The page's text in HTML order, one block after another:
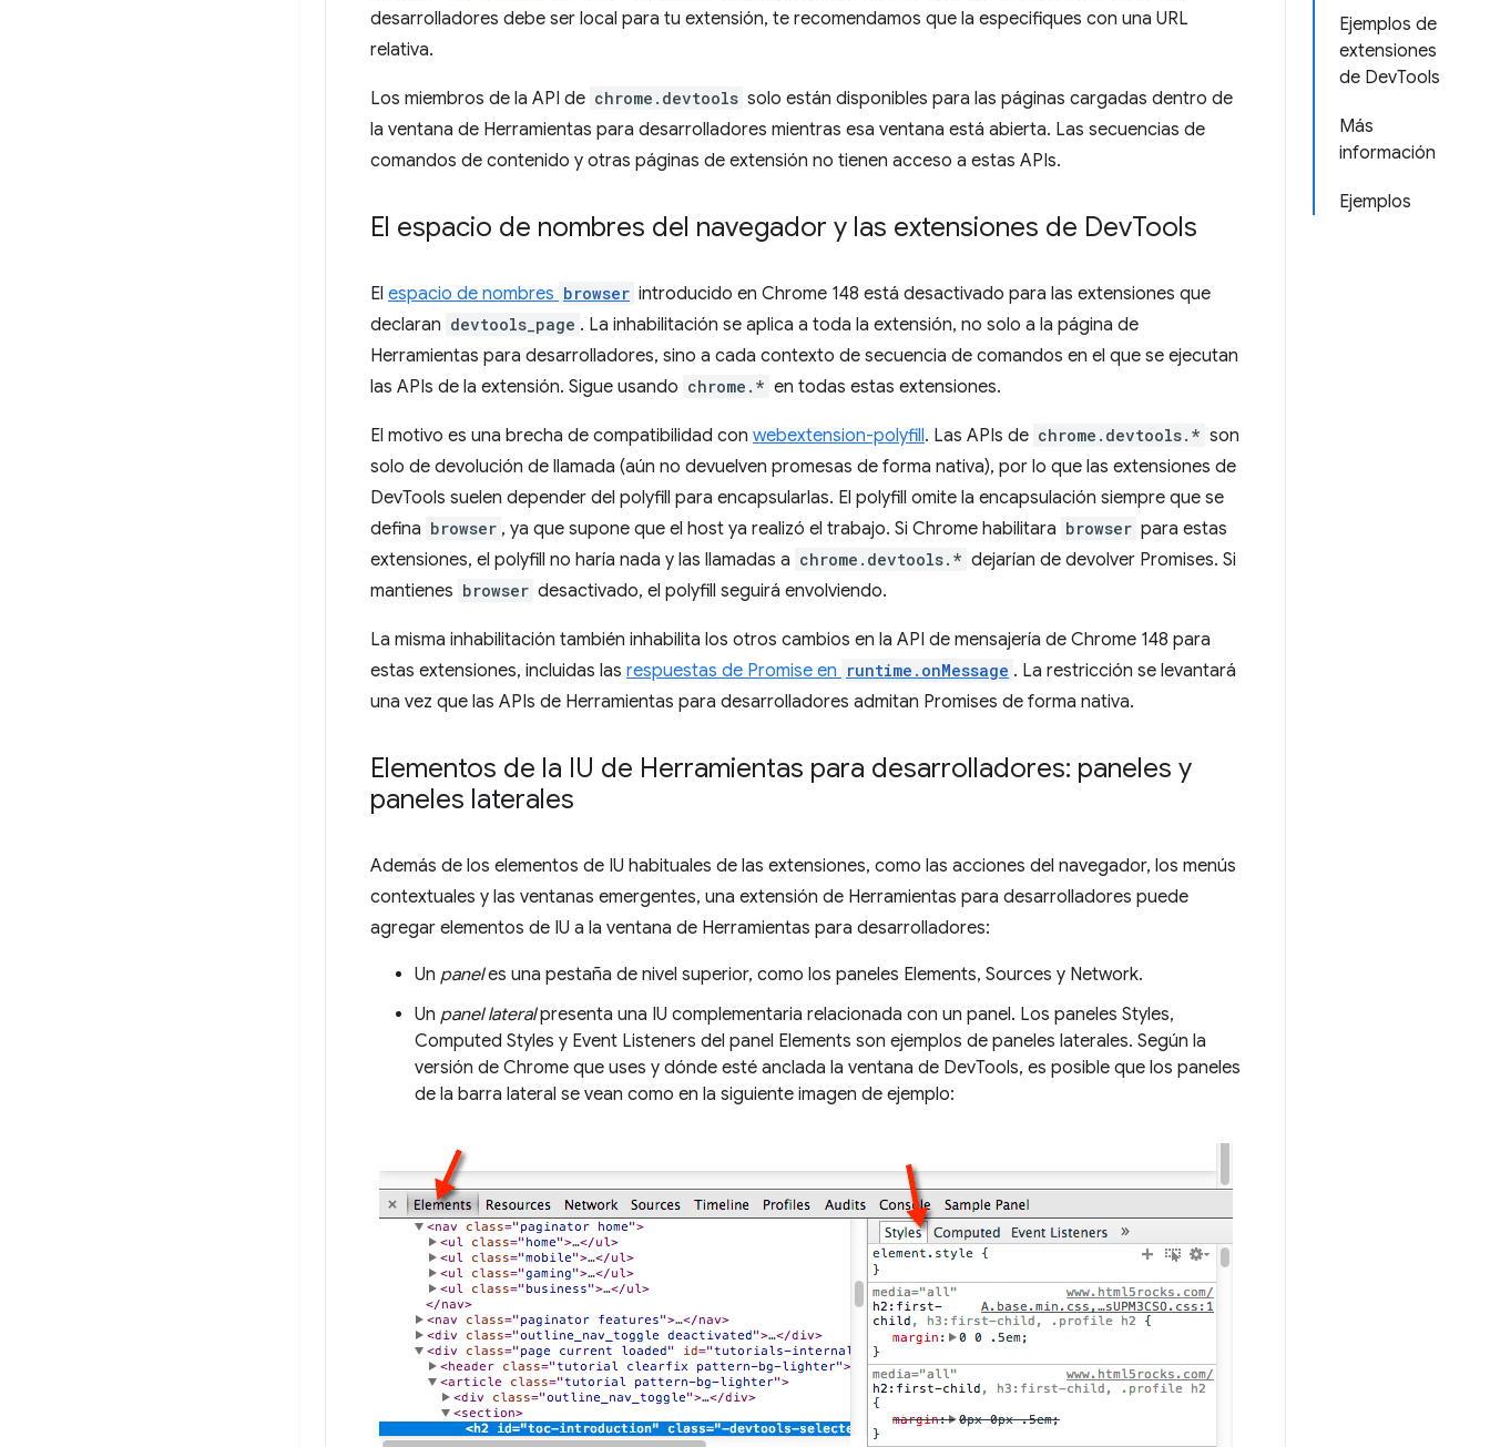
Ejemplos de
extensiones
de DevTools
Más
información
Ejemplos
desarrolladores debe ser local para tu extensión, te recomendamos que la especifiques con una URL
relativa.
Los miembros de la API de chrome.devtools solo están disponibles para las páginas cargadas dentro de
la ventana de Herramientas para desarrolladores mientras esa ventana está abierta. Las secuencias de
comandos de contenido y otras páginas de extensión no tienen acceso a estas APIs.
El espacio de nombres del navegador y las extensiones de DevTools
El espacio de nombres browser introducido en Chrome 148 está desactivado para las extensiones que
declaran devtools_page . La inhabilitación se aplica a toda la extensión, no solo a la página de
Herramientas para desarrolladores, sino a cada contexto de secuencia de comandos en el que se ejecutan
las APIs de la extensión. Sigue usando chrome.* en todas estas extensiones.
El motivo es una brecha de compatibilidad con webextension-polyfill. Las APIs de chrome.devtools.* son
solo de devolución de llamada (aún no devuelven promesas de forma nativa), por lo que las extensiones de
DevTools suelen depender del polyfill para encapsularlas. El polyfill omite la encapsulación siempre que se
defina browser , ya que supone que el host ya realizó el trabajo. Si Chrome habilitara browser para estas
extensiones, el polyfill no haría nada y las llamadas a chrome.devtools.* dejarían de devolver Promises. Si
mantienes browser desactivado, el polyfill seguirá envolviendo.
La misma inhabilitación también inhabilita los otros cambios en la API de mensajería de Chrome 148 para
estas extensiones, incluidas las respuestas de Promise en runtime.onMessage . La restricción se levantará
una vez que las APIs de Herramientas para desarrolladores admitan Promises de forma nativa.
Elementos de la IU de Herramientas para desarrolladores: paneles y
paneles laterales
Además de los elementos de IU habituales de las extensiones, como las acciones del navegador, los menús
contextuales y las ventanas emergentes, una extensión de Herramientas para desarrolladores puede
agregar elementos de IU a la ventana de Herramientas para desarrolladores:
Un paneles una pestaña de nivel superior, como los paneles Elements, Sources y Network.
Un panel lateralpresenta una IU complementaria relacionada con un panel. Los paneles Styles,
Computed Styles y Event Listeners del panel Elements son ejemplos de paneles laterales. Según la
versión de Chrome que uses y dónde esté anclada la ventana de DevTools, es posible que los paneles
de la barra lateral se vean como en la siguiente imagen de ejemplo: